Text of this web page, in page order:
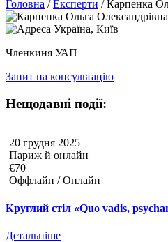
Головна /Експерти /Карпенка
Україна, Київ
Членкиня УАП
Запит на консультацію
Нещодавні події:
20 грудня 2025
Париж й онлайн
€70
Оффлайн / Онлайн
Круглий стіл «Quo vadis,
Детальніше